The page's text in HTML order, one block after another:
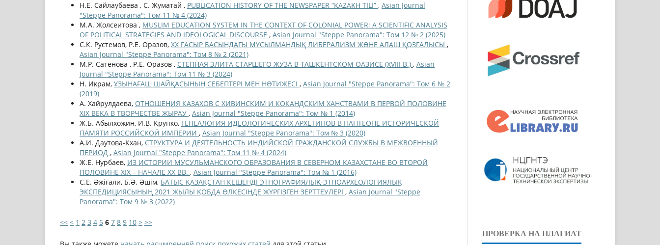
Н.Е. Cайлаубаева , С. Жуматай , PUBLICATION HISTORY OF THE NEWSPAPER “KAZAKH TILI” , Asian Journal
"Steppe Panorama": Том 11 № 4 (2024)
М.А. Жолсеитова , MUSLIM EDUCATION SYSTEM IN THE CONTEXT OF COLONIAL POWER: A SCIENTIFIC ANALYSIS
OF POLITICAL STRATEGIES AND IDEOLOGICAL DISCOURSE , Asian Journal "Steppe Panorama": Том 12 № 2 (2025)
С.К. Рустемов, Р.Е. Оразов, ХХ ҒАСЫР БАСЫНДАҒЫ МҰСЫЛМАНДЫҚ ЛИБЕРАЛИЗМ ЖƏНЕ АЛАШ ҚОЗҒАЛЫСЫ ,
Asian Journal "Steppe Panorama": Том 8 № 2 (2021)
М.Р. Сатенова , Р.Е. Оразов , СТЕПНАЯ ЭЛИТА СТАРШЕГО ЖУЗА В ТАШКЕНТСКОМ ОАЗИСЕ (XVIII В.) , Asian
Journal "Steppe Panorama": Том 11 № 3 (2024)
Н. Икрам, ҰЗЫНAҒAШ ШAЙҚACЫНЫҢ СЕБЕПТЕРІ МЕН НƏТИЖЕСІ , Asian Journal "Steppe Panorama": Том 6 № 2
(2019)
А. Хайрулдаева, ОТНОШЕНИЯ КАЗАХОВ С ХИВИНСКИМ И КОКАНДСКИМ ХАНСТВАМИ В ПЕРВОЙ ПОЛОВИНЕ
XIX ВЕКА В ТВОРЧЕСТВЕ ЖЫРАУ , Asian Journal "Steppe Panorama": Том № 1 (2014)
Ж.Б. Абылхожин, И.В. Крупко, ГЕНЕАЛОГИЯ ИДЕОЛОГИЧЕСКИХ АРХЕТИПОВ В ПАНТЕОНЕ ИСТОРИЧЕСКОЙ
ПАМЯТИ РОССИЙСКОЙ ИМПЕРИИ , Asian Journal "Steppe Panorama": Том № 3 (2020)
А.И. Даутова-Кхан, СТРУКТУРА И ДЕЯТЕЛЬНОСТЬ ИНДИЙСКОЙ ГРАЖДАНСКОЙ СЛУЖБЫ В МЕЖВОЕННЫЙ
ПЕРИОД , Asian Journal "Steppe Panorama": Том 11 № 4 (2024)
Ж.Е. Нурбаев, ИЗ ИСТОРИИ МУСУЛЬМАНСКОГО ОБРАЗОВАНИЯ В СЕВЕРНОМ КАЗАХСТАНЕ ВО ВТОРОЙ
ПОЛОВИНЕ XIX – НАЧАЛЕ XX ВВ. , Asian Journal "Steppe Panorama": Том № 1 (2016)
С.Е. Әжіғали, Б.Ә. Әшім, БАТЫС ҚАЗАҚСТАН КЕШЕНДІ ЭТНОГРАФИЯЛЫҚ-ЭТНОАРХЕОЛОГИЯЛЫҚ
ЭКСПЕДИЦИЯСЫНЫҢ 2021 ЖЫЛЫ ҚОБДА ӨЛКЕСІНДЕ ЖҮРГІЗГЕН ЗЕРТТЕУЛЕРІ , Asian Journal "Steppe
Panorama": Том 9 № 3 (2022)
<< < 1 2 3 4 5 6 7 8 9 10 > >>
ПРОВЕРКА НА ПЛАГИАТ